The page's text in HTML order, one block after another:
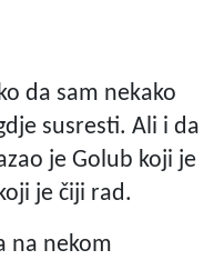
da sam nekako
susresti. Ali i da
je Golub koji je
je čiji rad.
na nekom